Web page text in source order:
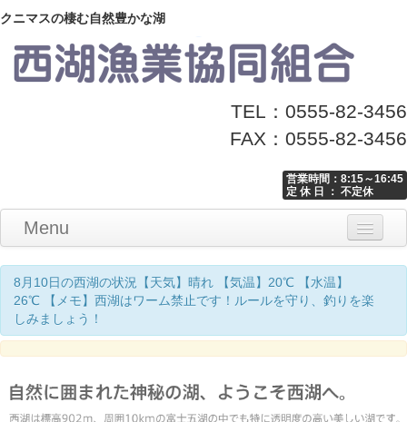
クニマスの棲む自然豊かな湖
TEL：0555-82-3456
FAX：0555-82-3456
営業時間：8:15～16:45
定 休 日 ： 不定休
Menu
Home
釣り情報
マナーとお願い
クニマス展示館
漁協からのお知らせ
お問い合わせ
8月10日の西湖の状況【天気】晴れ 【気温】20℃ 【水温】
26℃ 【メモ】西湖はワーム禁止です！ルールを守り、釣りを楽
しみましょう！